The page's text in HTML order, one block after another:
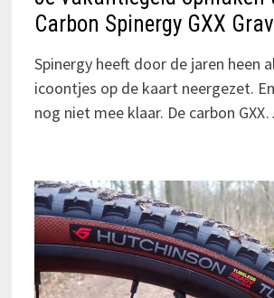
Carbon Spinergy GXX
Spinergy heeft door de jaren heen
icoontjes op de kaart neergezet.
nog niet mee klaar. De carbon